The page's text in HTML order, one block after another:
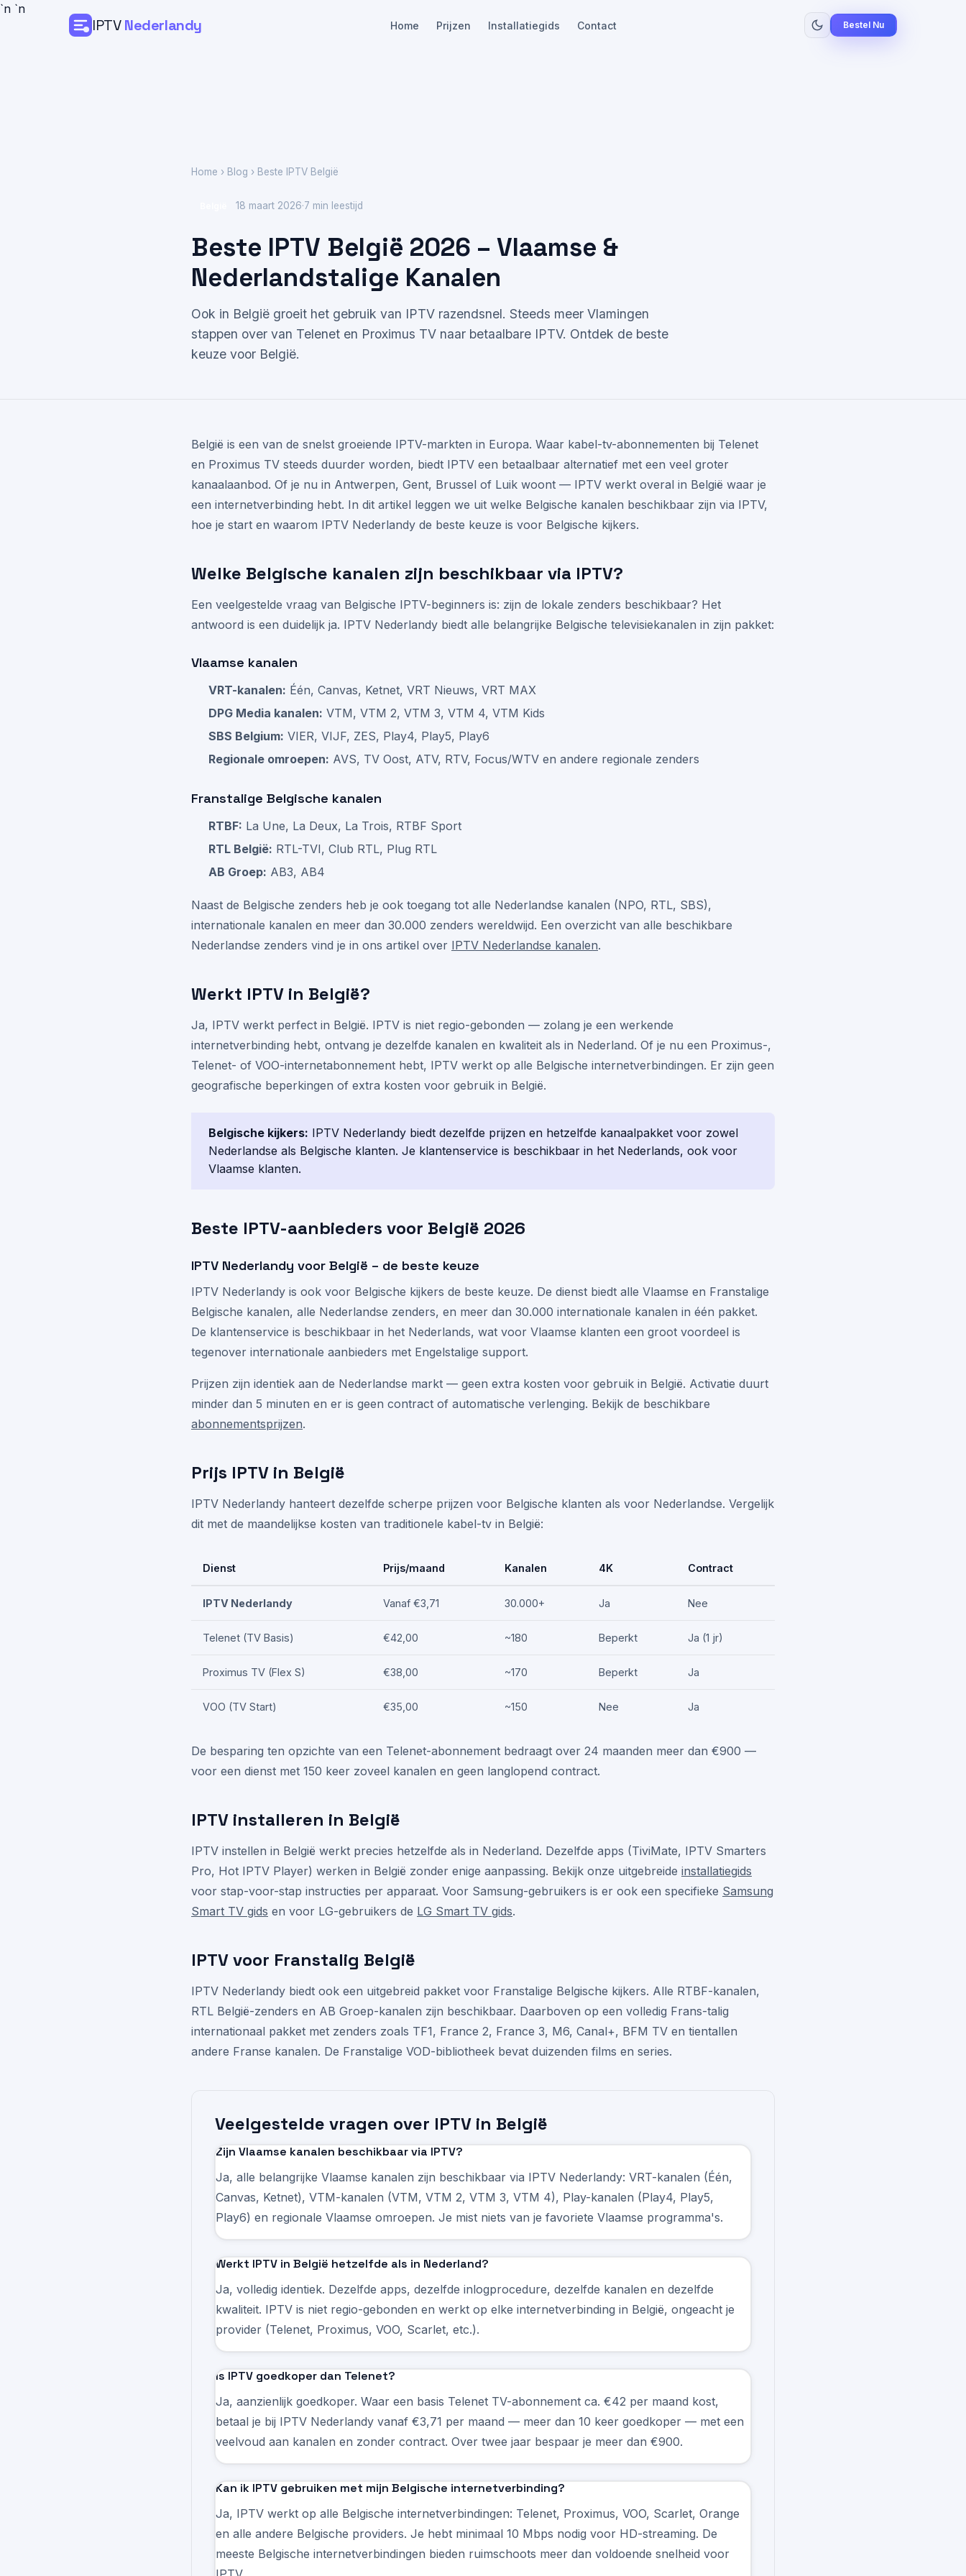
`n `n
IPTVNederlandy Home Prijzen Installatiegids Contact Bestel Nu
Home › Blog › Beste IPTV België
18 maart 2026·7 min leestijd
Beste IPTV België 2026 – Vlaamse &
Nederlandstalige Kanalen
Ook in België groeit het gebruik van IPTV razendsnel. Steeds meer Vlamingen
stappen over van Telenet en Proximus TV naar betaalbare IPTV. Ontdek de beste
keuze voor België.
België is een van de snelst groeiende IPTV-markten in Europa. Waar kabel-tv-abonnementen bij Telenet
en Proximus TV steeds duurder worden, biedt IPTV een betaalbaar alternatief met een veel groter
kanaalaanbod. Of je nu in Antwerpen, Gent, Brussel of Luik woont — IPTV werkt overal in België waar je
een internetverbinding hebt. In dit artikel leggen we uit welke Belgische kanalen beschikbaar zijn via IPTV,
hoe je start en waarom IPTV Nederlandy de beste keuze is voor Belgische kijkers.
Welke Belgische kanalen zijn beschikbaar via IPTV?
Een veelgestelde vraag van Belgische IPTV-beginners is: zijn de lokale zenders beschikbaar? Het
antwoord is een duidelijk ja. IPTV Nederlandy biedt alle belangrijke Belgische televisiekanalen in zijn pakket:
Vlaamse kanalen
VRT-kanalen: Één, Canvas, Ketnet, VRT Nieuws, VRT MAX
DPG Media kanalen: VTM, VTM 2, VTM 3, VTM 4, VTM Kids
SBS Belgium: VIER, VIJF, ZES, Play4, Play5, Play6
Regionale omroepen: AVS, TV Oost, ATV, RTV, Focus/WTV en andere regionale zenders
Franstalige Belgische kanalen
RTBF: La Une, La Deux, La Trois, RTBF Sport
RTL België: RTL-TVI, Club RTL, Plug RTL
AB Groep: AB3, AB4
Naast de Belgische zenders heb je ook toegang tot alle Nederlandse kanalen (NPO, RTL, SBS),
internationale kanalen en meer dan 30.000 zenders wereldwijd. Een overzicht van alle beschikbare
Nederlandse zenders vind je in ons artikel over IPTV Nederlandse kanalen.
Werkt IPTV in België?
Ja, IPTV werkt perfect in België. IPTV is niet regio-gebonden — zolang je een werkende
internetverbinding hebt, ontvang je dezelfde kanalen en kwaliteit als in Nederland. Of je nu een Proximus-,
Telenet- of VOO-internetabonnement hebt, IPTV werkt op alle Belgische internetverbindingen. Er zijn geen
geografische beperkingen of extra kosten voor gebruik in België.
Belgische kijkers: IPTV Nederlandy biedt dezelfde prijzen en hetzelfde kanaalpakket voor zowel
Nederlandse als Belgische klanten. Je klantenservice is beschikbaar in het Nederlands, ook voor
Vlaamse klanten.
Beste IPTV-aanbieders voor België 2026
IPTV Nederlandy voor België – de beste keuze
IPTV Nederlandy is ook voor Belgische kijkers de beste keuze. De dienst biedt alle Vlaamse en Franstalige
Belgische kanalen, alle Nederlandse zenders, en meer dan 30.000 internationale kanalen in één pakket.
De klantenservice is beschikbaar in het Nederlands, wat voor Vlaamse klanten een groot voordeel is
tegenover internationale aanbieders met Engelstalige support.
Prijzen zijn identiek aan de Nederlandse markt — geen extra kosten voor gebruik in België. Activatie duurt
minder dan 5 minuten en er is geen contract of automatische verlenging. Bekijk de beschikbare
abonnementsprijzen.
Prijs IPTV in België
IPTV Nederlandy hanteert dezelfde scherpe prijzen voor Belgische klanten als voor Nederlandse. Vergelijk
dit met de maandelijkse kosten van traditionele kabel-tv in België:
Dienst Prijs/maand Kanalen 4K Contract
IPTV Nederlandy Vanaf €3,71 30.000+ Ja Nee
Telenet (TV Basis) €42,00 ~180 Beperkt Ja (1 jr)
Proximus TV (Flex S) €38,00 ~170 Beperkt Ja
VOO (TV Start) €35,00 ~150 Nee Ja
De besparing ten opzichte van een Telenet-abonnement bedraagt over 24 maanden meer dan €900 —
voor een dienst met 150 keer zoveel kanalen en geen langlopend contract.
IPTV installeren in België
IPTV instellen in België werkt precies hetzelfde als in Nederland. Dezelfde apps (TiviMate, IPTV Smarters
Pro, Hot IPTV Player) werken in België zonder enige aanpassing. Bekijk onze uitgebreide installatiegids
voor stap-voor-stap instructies per apparaat. Voor Samsung-gebruikers is er ook een specifieke Samsung
Smart TV gids en voor LG-gebruikers de LG Smart TV gids.
IPTV voor Franstalig België
IPTV Nederlandy biedt ook een uitgebreid pakket voor Franstalige Belgische kijkers. Alle RTBF-kanalen,
RTL België-zenders en AB Groep-kanalen zijn beschikbaar. Daarboven op een volledig Frans-talig
internationaal pakket met zenders zoals TF1, France 2, France 3, M6, Canal+, BFM TV en tientallen
andere Franse kanalen. De Franstalige VOD-bibliotheek bevat duizenden films en series.
Veelgestelde vragen over IPTV in België
Zijn Vlaamse kanalen beschikbaar via IPTV?
Ja, alle belangrijke Vlaamse kanalen zijn beschikbaar via IPTV Nederlandy: VRT-kanalen (Één,
Canvas, Ketnet), VTM-kanalen (VTM, VTM 2, VTM 3, VTM 4), Play-kanalen (Play4, Play5,
Play6) en regionale Vlaamse omroepen. Je mist niets van je favoriete Vlaamse programma's.
Werkt IPTV in België hetzelfde als in Nederland?
Ja, volledig identiek. Dezelfde apps, dezelfde inlogprocedure, dezelfde kanalen en dezelfde
kwaliteit. IPTV is niet regio-gebonden en werkt op elke internetverbinding in België, ongeacht je
provider (Telenet, Proximus, VOO, Scarlet, etc.).
Is IPTV goedkoper dan Telenet?
Ja, aanzienlijk goedkoper. Waar een basis Telenet TV-abonnement ca. €42 per maand kost,
betaal je bij IPTV Nederlandy vanaf €3,71 per maand — meer dan 10 keer goedkoper — met een
veelvoud aan kanalen en zonder contract. Over twee jaar bespaar je meer dan €900.
Kan ik IPTV gebruiken met mijn Belgische internetverbinding?
Ja, IPTV werkt op alle Belgische internetverbindingen: Telenet, Proximus, VOO, Scarlet, Orange
en alle andere Belgische providers. Je hebt minimaal 10 Mbps nodig voor HD-streaming. De
meeste Belgische internetverbindingen bieden ruimschoots meer dan voldoende snelheid voor